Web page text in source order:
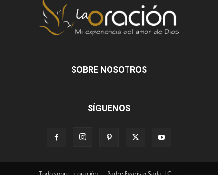
SOBRE NOSOTROS
SÍGUENOS
Todo sobre la oración Padre Evaristo Sada, LC